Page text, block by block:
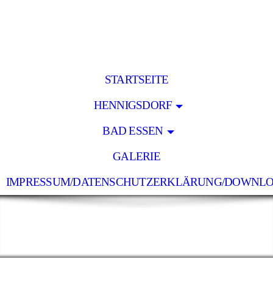
STARTSEITE
HENNIGSDORF
BAD ESSEN
GALERIE
IMPRESSUM/DATENSCHUTZERKLÄRUNG/